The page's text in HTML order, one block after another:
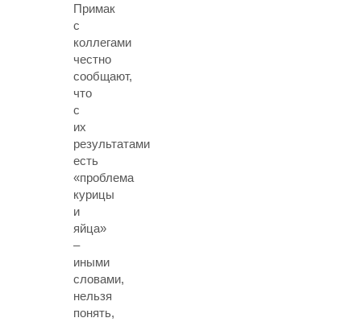
Примак
с
коллегами
честно
сообщают,
что
с
их
результатами
есть
«проблема
курицы
и
яйца»
–
иными
словами,
нельзя
понять,